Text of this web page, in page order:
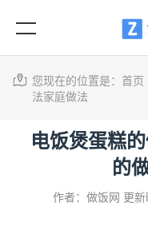
您现在的位置是： 首页
法家庭做法
电饭煲蛋糕
的
作者：做饭网 更